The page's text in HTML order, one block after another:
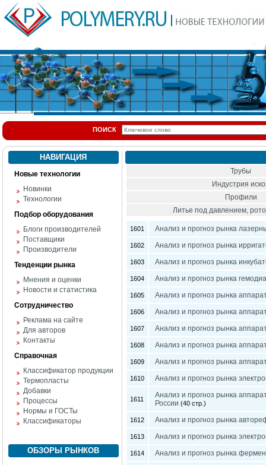
ПОИСК
НАВИГАЦИЯ
Новые технологии
Новинки
Технологии
Подбор оборудования
Блоги производителей
Поставщики
Производители
Тенденции рынка
Мнения и оценки
Новости и статистика
Сотрудничество
Реклама на сайте
Для авторов
Контакты
Справочная
Классификатор продукции
Термопласты
Добавки
Процессы
Нормы и ГОСТы
Классификаторы
ОБЗОРЫ РЫНКОВ
Трубы
Индустрия
Профили
Литье под давлением,
1601 Анализ и прогноз рынка
1602 Анализ и прогноз рынка
1603 Анализ и прогноз рынка
1604 Анализ и прогноз рынка
1605 Анализ и прогноз рынка
1606 Анализ и прогноз рынка
1607 Анализ и прогноз рынка
1608 Анализ и прогноз рынка
1609 Анализ и прогноз рынка
1610 Анализ и прогноз рынка
1611
Анализ и прогноз рынка
России (40 стр.)
1612 Анализ и прогноз рынка
1613 Анализ и прогноз рынка
1614 Анализ и прогноз рынка